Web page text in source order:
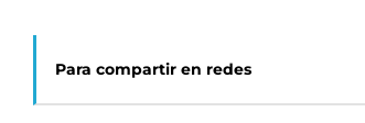
Para compartir en redes